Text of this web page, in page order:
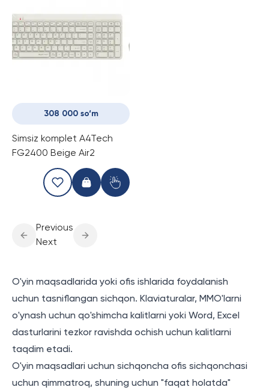
308 000 so‘m
Simsiz komplet A4Tech
FG2400 Beige Air2
Previous
Next
O'yin maqsadlarida yoki ofis ishlarida foydalanish
uchun tasniflangan sichqon. Klaviaturalar, MMO'larni
o'ynash uchun qo'shimcha kalitlarni yoki Word, Excel
dasturlarini tezkor ravishda ochish uchun kalitlarni
taqdim etadi.
O'yin maqsadlari uchun sichqoncha ofis sichqonchasi
uchun qimmatroq, shuning uchun "faqat holatda"